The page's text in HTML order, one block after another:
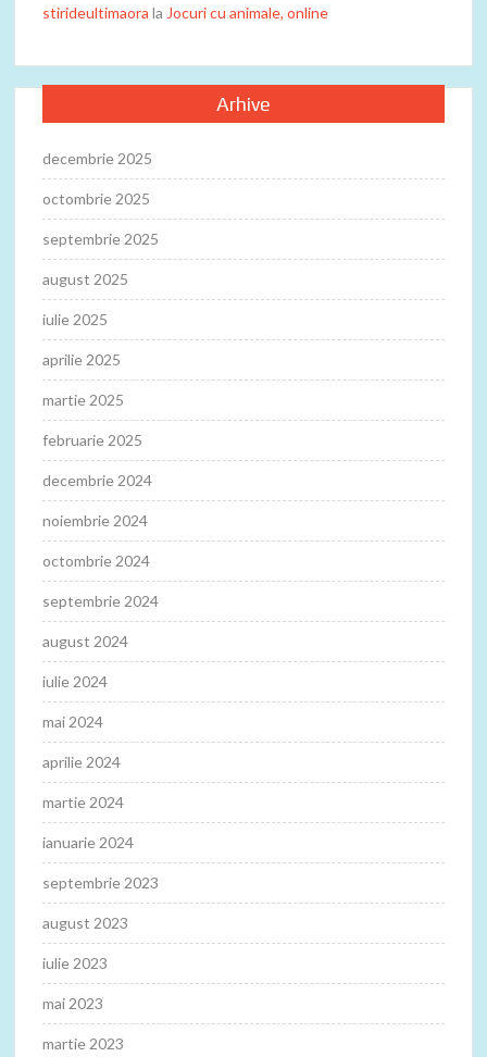
stirideultimaora la Jocuri cu animale, online
Arhive
decembrie 2025
octombrie 2025
septembrie 2025
august 2025
iulie 2025
aprilie 2025
martie 2025
februarie 2025
decembrie 2024
noiembrie 2024
octombrie 2024
septembrie 2024
august 2024
iulie 2024
mai 2024
aprilie 2024
martie 2024
ianuarie 2024
septembrie 2023
august 2023
iulie 2023
mai 2023
martie 2023